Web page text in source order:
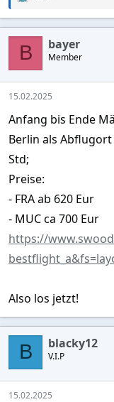
c
o
n
s
:
B bayer
Member
15.02.2025
Anfang bis Ende
Berlin als
Std;
Preise:
- FRA ab 620 Eur
- MUC ca 700 Eur
https://
Also los jetzt!
B blacky12
V.I.P
15.02.2025